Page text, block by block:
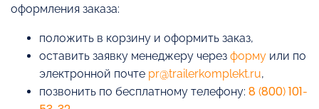
оформления заказа:
положить в корзину и оформить заказ,
оставить заявку менеджеру через форму или по
электронной почте pr@trailerkomplekt.ru,
позвонить по бесплатному телефону: 8 (800) 101-